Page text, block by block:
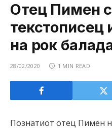
Отец Пимен
текстописец
на рок
28/02/2020 1 MIN READ
Познатиот отец Пимен